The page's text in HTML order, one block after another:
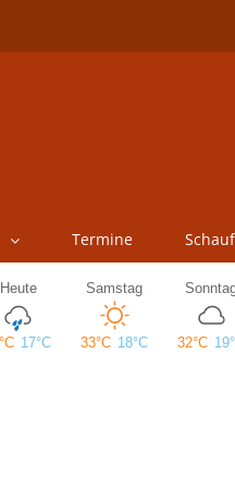
Termine